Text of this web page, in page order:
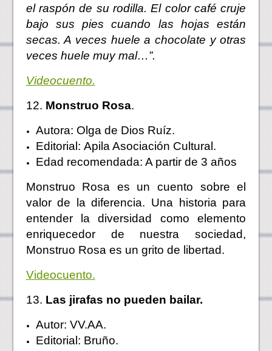
el raspón de su rodilla.El color café cruje
bajo sus pies cuando las hojas están
secas. A veces huele a chocolate y otras
veces huele muy mal…”.
Videocuento.
12. Monstruo Rosa.
Autora: Olga de Dios Ruíz.
Editorial: Apila Asociación Cultural.
Edad recomendada: A partir de 3 años
Monstruo Rosa es un cuento sobre el
valor de la diferencia. Una historia para
entender la diversidad como elemento
enriquecedor de nuestra sociedad,
Monstruo Rosa es un grito de libertad.
Videocuento.
13. Las jirafas no pueden bailar.
Autor: VV.AA.
Editorial: Bruño.